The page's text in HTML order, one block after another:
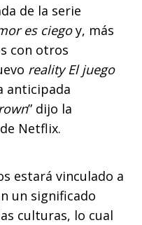
de la serie
es ciegoy, más
con otros
reality El juego
anticipada
” dijo la
Netflix.
estará vinculado a
un significado
culturas, lo cual